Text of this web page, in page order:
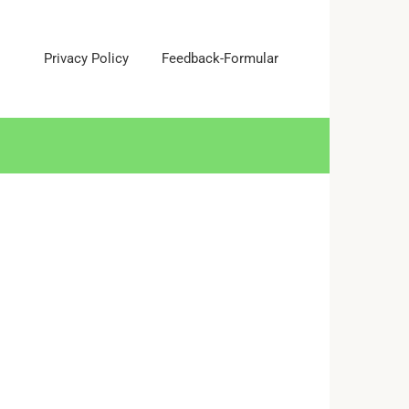
Privacy Policy Feedback-Formular